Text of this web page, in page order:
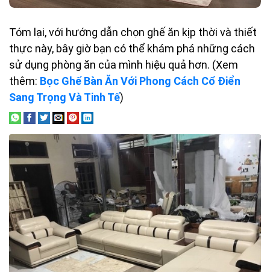
Tóm lại, với hướng dẫn chọn ghế ăn kịp thời và thiết
thực này, bây giờ bạn có thể khám phá những cách
sử dụng phòng ăn của mình hiệu quả hơn. (Xem
thêm: Bọc Ghế Bàn Ăn Với Phong Cách Cổ Điển
Sang Trọng Và Tinh Tế)